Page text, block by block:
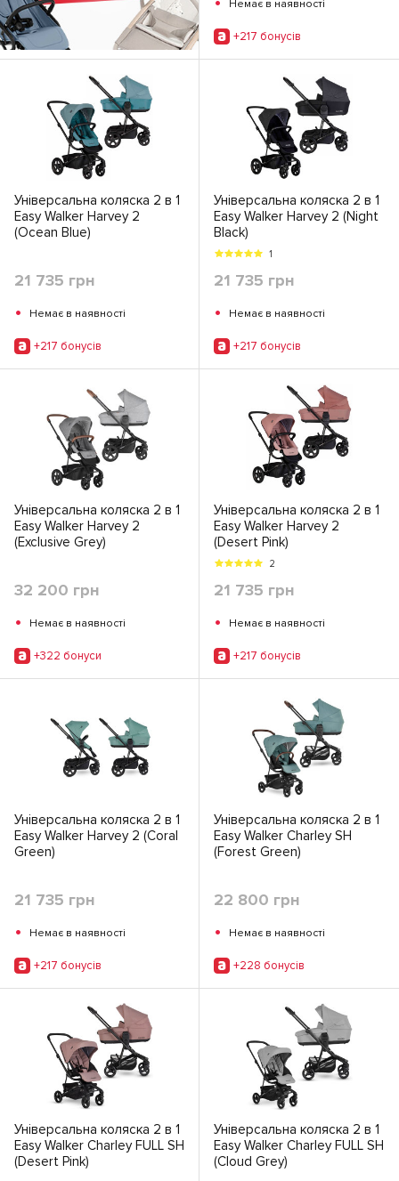
Немає в наявності
+217 бонусiв
Універсальна коляска 2 в 1
Easy Walker Harvey 2
(Ocean Blue)
21 735 грн
• Немає в наявності
+217 бонусiв
Універсальна коляска 2 в 1
Easy Walker Harvey 2 (Night
Black)
1
21 735 грн
• Немає в наявності
+217 бонусiв
Універсальна коляска 2 в 1
Easy Walker Harvey 2
(Exclusive Grey)
32 200 грн
• Немає в наявності
+322 бонуси
Універсальна коляска 2 в 1
Easy Walker Harvey 2
(Desert Pink)
2
21 735 грн
• Немає в наявності
+217 бонусiв
Універсальна коляска 2 в 1
Easy Walker Harvey 2 (Coral
Green)
21 735 грн
• Немає в наявності
+217 бонусiв
Універсальна коляска 2 в 1
Easy Walker Charley SH
(Forest Green)
22 800 грн
• Немає в наявності
+228 бонусiв
Універсальна коляска 2 в 1
Easy Walker Charley FULL SH
(Desert Pink)
Універсальна коляска 2 в 1
Easy Walker Charley FULL SH
(Cloud Grey)